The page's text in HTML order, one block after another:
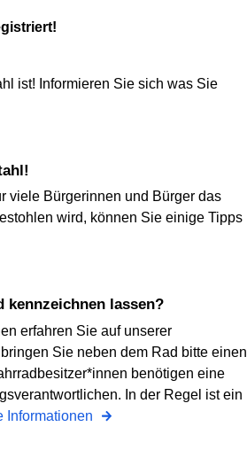
ist! Informieren Sie sich was Sie
viele Bürgerinnen und Bürger das
wird, können Sie einige Tipps
kennzeichnen lassen?
erfahren Sie auf unserer
Sie neben dem Rad bitte einen
benötigen eine
In der Regel ist ein
Informationen